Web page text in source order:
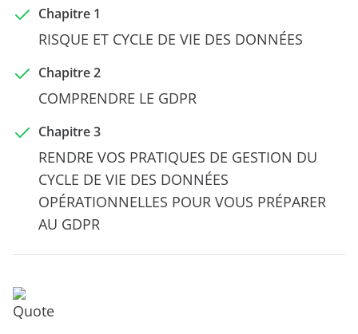
Chapitre 1
RISQUE ET CYCLE DE VIE DES DONNÉES
Chapitre 2
COMPRENDRE LE GDPR
Chapitre 3
RENDRE VOS PRATIQUES DE GESTION DU
CYCLE DE VIE DES DONNÉES
OPÉRATIONNELLES POUR VOUS PRÉPARER
AU GDPR